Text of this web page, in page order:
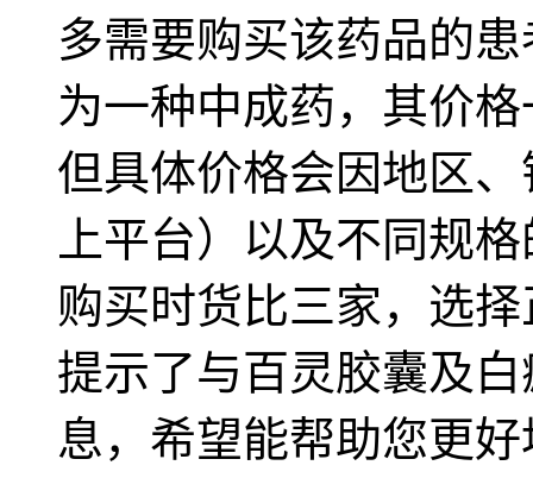
多需要购买该药品的
为一种中成药，其价
但具体价格会因地区
上平台）以及不同规
购买时货比三家，选
提示了与百灵胶囊及
息，希望能帮助您更